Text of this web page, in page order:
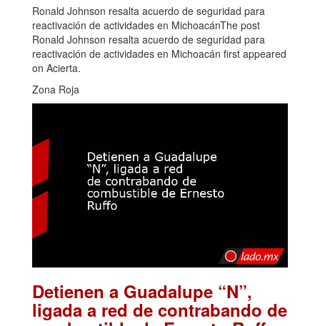
Ronald Johnson resalta acuerdo de seguridad para
reactivación de actividades en MichoacánThe post
Ronald Johnson resalta acuerdo de seguridad para
reactivación de actividades en Michoacán first appeared
on Acierta.
Zona Roja
Detienen a Guadalupe “N”,
ligada a red de contrabando de